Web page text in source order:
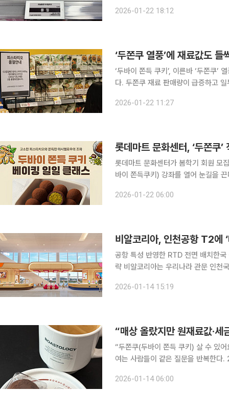
‘두바이쫀득쿠키(두쫀쿠)’ 재료를 찾
2026-01-22 18:12
‘두쫀쿠 열풍’에 재료값도
‘두바이 쫀득 쿠키’, 이른바 ‘두쫀쿠’
다. 두쫀쿠 재료 판매량이 급증하고
오, 코코아파우더 등 주요 재료 매출
2026-01-22 11:27
롯데마트 문화센터, ‘두쫀쿠
롯데마트 문화센터가 봄학기 회원 모
바이 쫀득쿠키) 강좌를 열어 눈길을 끈다. 22일 롯데마트 문화센터에 따르면 이번 봄학기
있도록 마시멜로, 코코아 파우더, 피
2026-01-22 06:00
비알코리아, 인천공항 T2에
공항 특성 반영한 RTD 전면 배치한
략 비알코리아는 우리나라 관문 인천국제공항 제2여객터미널(T2)에 배스킨라빈스와 던킨을 동시
용객 약 24만 명 등 개항 이후 최다
2026-01-14 15:19
“두쫀쿠(두바이 쫀득 쿠키) 살 수 있어요?” 13일 오전 10시, 추운 날씨에 종종걸음으
여는 사람들이 같은 질문을 반복한다
2026-01-14 06:00